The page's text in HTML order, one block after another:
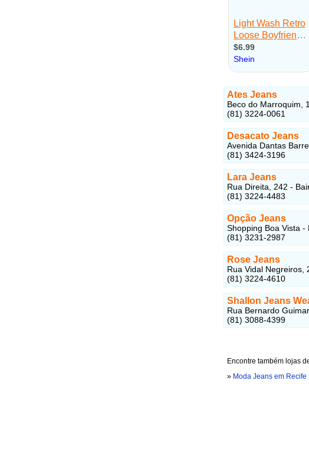
Ates Jeans
Beco do Marroquim,
(81) 3224-0061
Desacato Jeans
Avenida Dantas
(81) 3424-3196
Lara Jeans
Rua Direita, 242 -
(81) 3224-4483
Opção Jeans
Shopping Boa Vista -
(81) 3231-2987
Rose Jeans
Rua Vidal Negreiros,
(81) 3224-4610
Shallon Jeans
Rua Bernardo
(81) 3088-4399
Encontre também lojas
» Moda Jeans em Recife